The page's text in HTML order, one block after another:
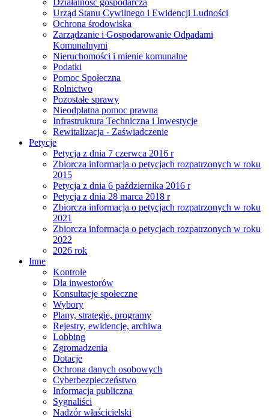
Działalność gospodarcza
Urząd Stanu Cywilnego i Ewidencji Ludności
Ochrona środowiska
Zarządzanie i Gospodarowanie Odpadami
Komunalnymi
Nieruchomości i mienie komunalne
Podatki
Pomoc Społeczna
Rolnictwo
Pozostałe sprawy
Nieodpłatna pomoc prawna
Infrastruktura Techniczna i Inwestycje
Rewitalizacja - Zaświadczenie
Petycje
Petycja z dnia 7 czerwca 2016 r
Zbiorcza informacja o petycjach rozpatrzonych w roku
2015
Petycja z dnia 6 października 2016 r
Petycja z dnia 28 marca 2018 r
Zbiorcza informacja o petycjach rozpatrzonych w roku
2021
Zbiorcza informacja o petycjach rozpatrzonych w roku
2022
2026 rok
Inne
Kontrole
Dla inwestorów
Konsultacje społeczne
Wybory
Plany, strategie, programy
Rejestry, ewidencje, archiwa
Lobbing
Zgromadzenia
Dotacje
Ochrona danych osobowych
Cyberbezpieczeństwo
Informacja publiczna
Sygnaliści
Nadzór właścicielski